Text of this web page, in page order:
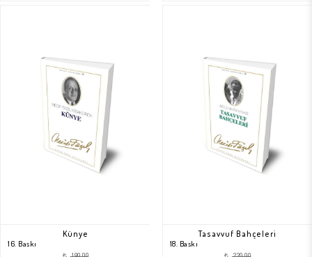
Künye
16. Baskı
t
190,00
Tasavvuf Bahçeleri
18. Baskı
t
220,00